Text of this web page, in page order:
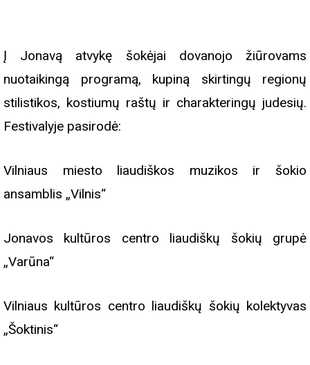
Į Jonavą atvykę šokėjai dovanojo žiūrovams
nuotaikingą programą, kupiną skirtingų regionų
stilistikos, kostiumų raštų ir charakteringų judesių.
Festivalyje pasirodė:
Vilniaus miesto liaudiškos muzikos ir šokio
ansamblis „Vilnis“
Jonavos kultūros centro liaudiškų šokių grupė
„Varūna“
Vilniaus kultūros centro liaudiškų šokių kolektyvas
„Šoktinis“